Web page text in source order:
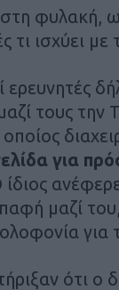
φυλακή,
τι ισχύει
ερευνητές
τους την
για
ίδιος
μαζί
για
ότι ο